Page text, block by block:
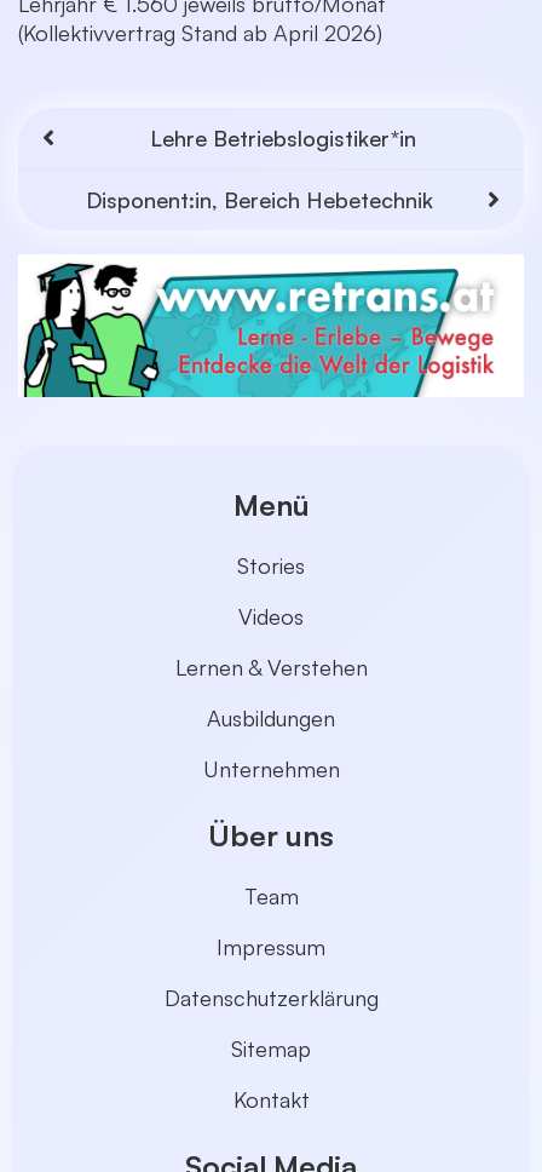
(Kollektivvertrag Stand ab April 2026)
Lehre Betriebslogistiker*in
Disponent:in, Bereich Hebetechnik
Menü
Stories
Videos
Lernen & Verstehen
Ausbildungen
Unternehmen
Über uns
Team
Impressum
Datenschutzerklärung
Sitemap
Kontakt